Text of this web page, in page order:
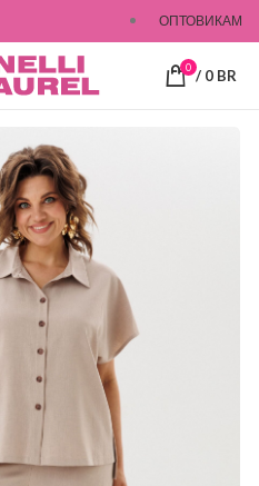
ОПТОВИКАМ
0 / 0 BR